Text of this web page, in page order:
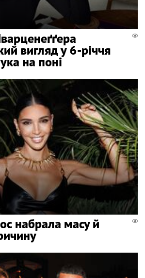
вигляд у 6-річчя
на поні
набрала масу й